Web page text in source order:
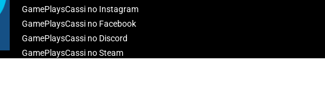
GamePlaysCassi no Instagram
GamePlaysCassi no Facebook
GamePlaysCassi no Discord
GamePlaysCassi no Steam